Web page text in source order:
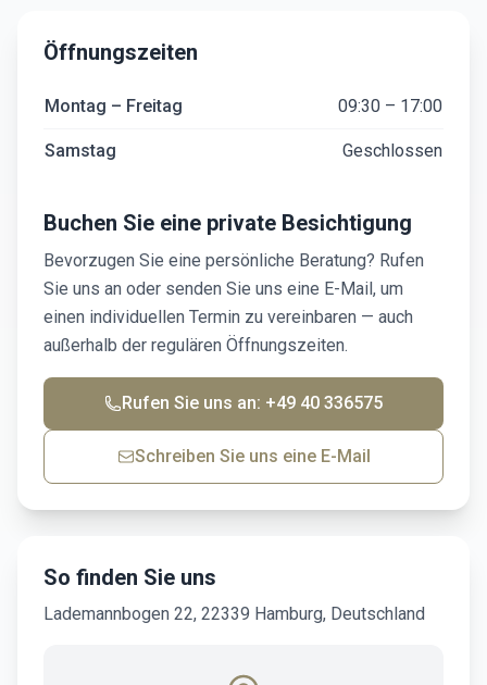
Öffnungszeiten
Montag – Freitag 09:30 – 17:00
Samstag Geschlossen
Buchen Sie eine private Besichtigung
Bevorzugen Sie eine persönliche Beratung? Rufen
Sie uns an oder senden Sie uns eine E-Mail, um
einen individuellen Termin zu vereinbaren — auch
außerhalb der regulären Öffnungszeiten.
Rufen Sie uns an: +49 40 336575
Schreiben Sie uns eine E-Mail
So finden Sie uns
Lademannbogen 22, 22339 Hamburg, Deutschland